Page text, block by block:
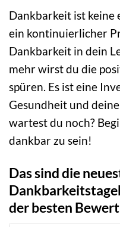
Dankbarkeit ist keine
ein kontinuierlicher
Dankbarkeit in dein
mehr wirst du die
spüren. Es ist eine
Gesundheit und
wartest du noch?
dankbar zu sein!
Das sind die
der besten